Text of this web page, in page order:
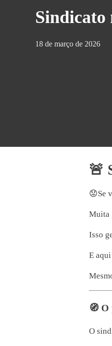
Sindicato
18 de março de 2026
🚨
😟Se
Muita
Isso
E
🧭 O
O